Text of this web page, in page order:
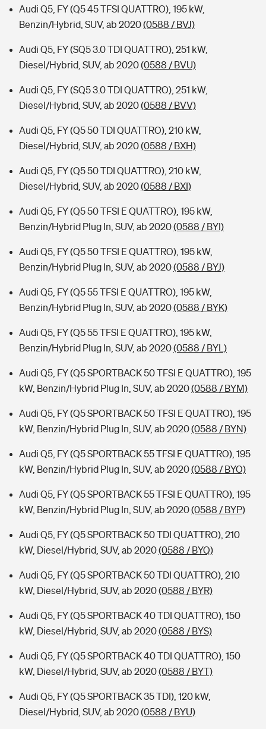
Audi Q5, FY (Q5 45 TFSI QUATTRO), 195 kW,
Benzin/Hybrid, SUV, ab 2020(0588 / BVJ)
Audi Q5, FY (SQ5 3.0 TDI QUATTRO), 251 kW,
Diesel/Hybrid, SUV, ab 2020(0588 / BVU)
Audi Q5, FY (SQ5 3.0 TDI QUATTRO), 251 kW,
Diesel/Hybrid, SUV, ab 2020(0588 / BVV)
Audi Q5, FY (Q5 50 TDI QUATTRO), 210 kW,
Diesel/Hybrid, SUV, ab 2020(0588 / BXH)
Audi Q5, FY (Q5 50 TDI QUATTRO), 210 kW,
Diesel/Hybrid, SUV, ab 2020(0588 / BXI)
Audi Q5, FY (Q5 50 TFSI E QUATTRO), 195 kW,
Benzin/Hybrid Plug In, SUV, ab 2020(0588 / BYI)
Audi Q5, FY (Q5 50 TFSI E QUATTRO), 195 kW,
Benzin/Hybrid Plug In, SUV, ab 2020(0588 / BYJ)
Audi Q5, FY (Q5 55 TFSI E QUATTRO), 195 kW,
Benzin/Hybrid Plug In, SUV, ab 2020(0588 / BYK)
Audi Q5, FY (Q5 55 TFSI E QUATTRO), 195 kW,
Benzin/Hybrid Plug In, SUV, ab 2020(0588 / BYL)
Audi Q5, FY (Q5 SPORTBACK 50 TFSI E QUATTRO), 195
kW, Benzin/Hybrid Plug In, SUV, ab 2020(0588 / BYM)
Audi Q5, FY (Q5 SPORTBACK 50 TFSI E QUATTRO), 195
kW, Benzin/Hybrid Plug In, SUV, ab 2020(0588 / BYN)
Audi Q5, FY (Q5 SPORTBACK 55 TFSI E QUATTRO), 195
kW, Benzin/Hybrid Plug In, SUV, ab 2020(0588 / BYO)
Audi Q5, FY (Q5 SPORTBACK 55 TFSI E QUATTRO), 195
kW, Benzin/Hybrid Plug In, SUV, ab 2020(0588 / BYP)
Audi Q5, FY (Q5 SPORTBACK 50 TDI QUATTRO), 210
kW, Diesel/Hybrid, SUV, ab 2020(0588 / BYQ)
Audi Q5, FY (Q5 SPORTBACK 50 TDI QUATTRO), 210
kW, Diesel/Hybrid, SUV, ab 2020(0588 / BYR)
Audi Q5, FY (Q5 SPORTBACK 40 TDI QUATTRO), 150
kW, Diesel/Hybrid, SUV, ab 2020(0588 / BYS)
Audi Q5, FY (Q5 SPORTBACK 40 TDI QUATTRO), 150
kW, Diesel/Hybrid, SUV, ab 2020(0588 / BYT)
Audi Q5, FY (Q5 SPORTBACK 35 TDI), 120 kW,
Diesel/Hybrid, SUV, ab 2020(0588 / BYU)